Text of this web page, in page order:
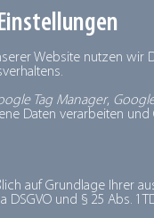
Website nutzen wir
Tag Manager,
Daten verarbeiten und
auf Grundlage Ihrer
und § 25 Abs. 1
die Initiative
und
Infrastruktur
(LAG),